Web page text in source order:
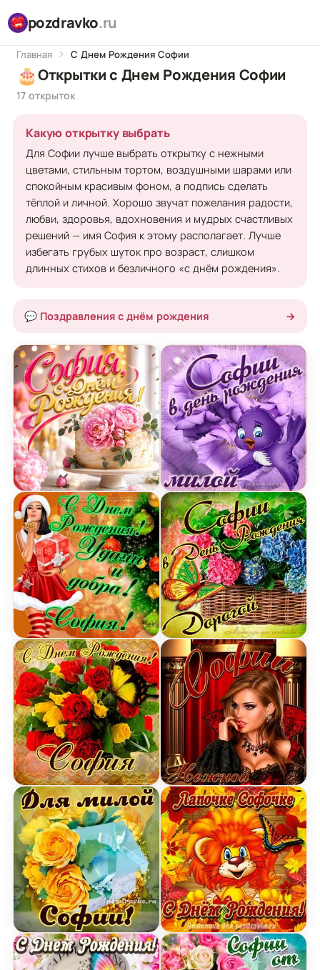
pozdravko.ru
Главная С Днем Рождения Софии
🎂Открытки с Днем Рождения Софии
17 открыток
Какую открытку выбрать
Для Софии лучше выбрать открытку с нежными
цветами, стильным тортом, воздушными шарами или
спокойным красивым фоном, а подпись сделать
тёплой и личной. Хорошо звучат пожелания радости,
любви, здоровья, вдохновения и мудрых счастливых
решений — имя София к этому располагает. Лучше
избегать грубых шуток про возраст, слишком
длинных стихов и безличного «с днём рождения».
💬 Поздравления с днём рождения →
Открытка с Днем Рождения Софии с тортом и
Картинка с Днем Рождения Софии с
Картинка на День Рождения Софии с букетом
Открытка для милой Софии с подарком и
Открытка милой Софии
Открытка дорогой
Картинка нежной
Открытка лапочке